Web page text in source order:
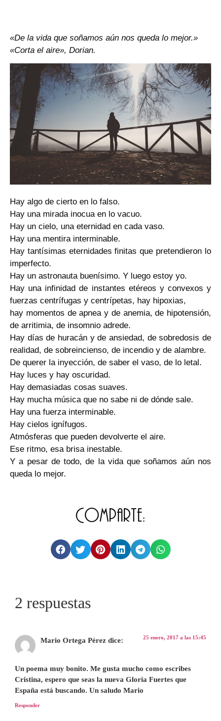
«De la vida que soñamos aún nos queda lo mejor.»
«Corta el aire», Dorian.
Hay algo de cierto en lo falso.
Hay una mirada inocua en lo vacuo.
Hay un cielo, una eternidad en cada vaso.
Hay una mentira interminable.
Hay tantísimas eternidades finitas que pretendieron lo
imperfecto.
Hay un astronauta buenísimo. Y luego estoy yo.
Hay una infinidad de instantes etéreos y convexos y
fuerzas centrífugas y centrípetas, hay hipoxias,
hay momentos de apnea y de anemia, de hipotensión,
de arritimia, de insomnio adrede.
Hay días de huracán y de ansiedad, de sobredosis de
realidad, de sobreincienso, de incendio y de alambre.
De querer la inyección, de saber el vaso, de lo letal.
Hay luces y hay oscuridad.
Hay demasiadas cosas suaves.
Hay mucha música que no sabe ni de dónde sale.
Hay una fuerza interminable.
Hay cielos ignífugos.
Atmósferas que pueden devolverte el aire.
Ese ritmo, esa brisa inestable.
Y a pesar de todo, de la vida que soñamos aún nos
queda lo mejor.
Comparte:
2 respuestas
Mario Ortega Pérez dice: 25 enero, 2017 a las 15:45
Un poema muy bonito. Me gusta mucho como escribes
Cristina, espero que seas la nueva Gloria Fuertes que
España está buscando. Un saludo Mario
Responder